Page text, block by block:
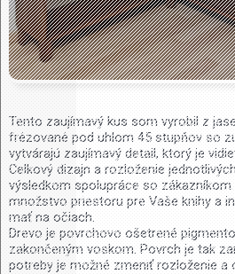
Tento zaujímavý kus som vyrobil z
frézované pod uhlom 45 stupňov so
vytvárajú zaujímavý detail, ktorý je
Celkový dizajn a rozloženie
výsledkom spolupráce so
množstvo priestoru pre Vaše knihy a
mať na očiach.
Drevo je povrchovo ošetrené
zakončeným voskom. Povrch je tak
potreby je možné zmeniť rozloženie a